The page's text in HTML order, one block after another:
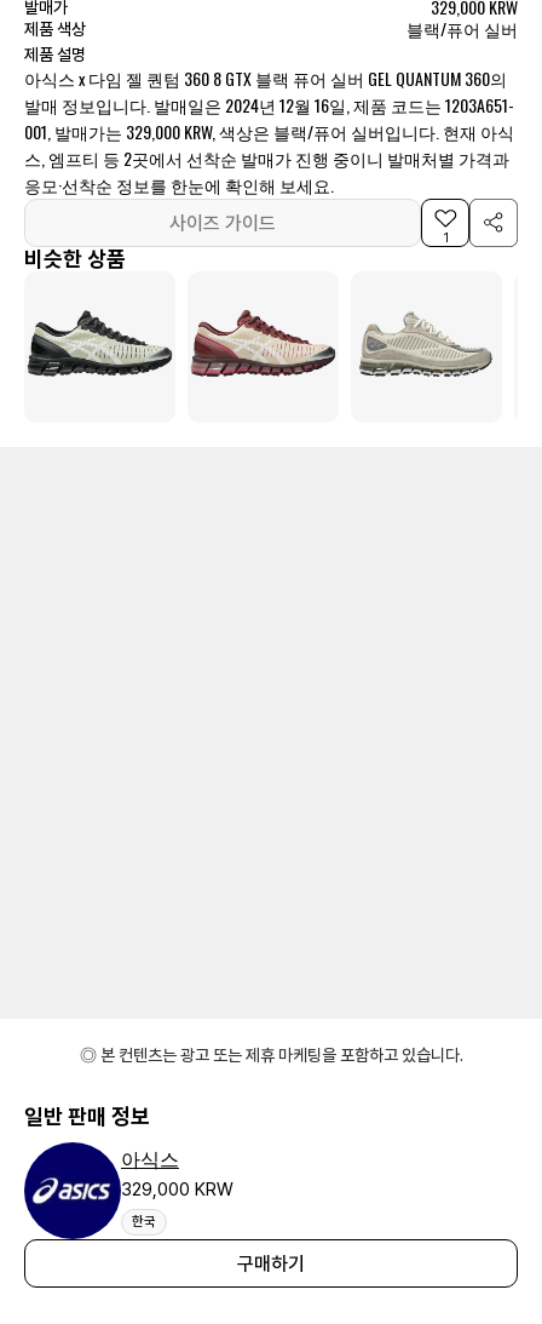
발매가 329,000 KRW
제품 색상 블랙/퓨어 실버
제품 설명
아식스 x 다임 젤 퀀텀 360 8 GTX 블랙 퓨어 실버 GEL QUANTUM 360의
발매 정보입니다. 발매일은 2024년 12월 16일, 제품 코드는 1203A651-
001, 발매가는 329,000 KRW, 색상은 블랙/퓨어 실버입니다. 현재 아식
스, 엠프티 등 2곳에서 선착순 발매가 진행 중이니 발매처별 가격과
응모·선착순 정보를 한눈에 확인해 보세요.
사이즈 가이드
1
비슷한 상품
◎ 본 컨텐츠는 광고 또는 제휴 마케팅을 포함하고 있습니다.
일반 판매 정보
아식스
329,000 KRW
한국
구매하기